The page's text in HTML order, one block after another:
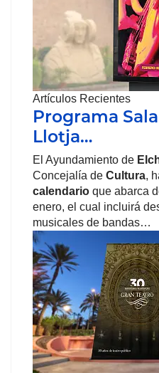
Artículos Recientes
Programa
Llotja…
El Ayundamiento de
Concejalía de Cultura,
calendario que abarca
enero, el cual incluirá
musicales de bandas…